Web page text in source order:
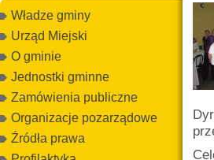
Władze gminy
Urząd Miejski
O gminie
Jednostki gminne
Zamówienia publiczne
Organizacje pozarządowe
Źródła prawa